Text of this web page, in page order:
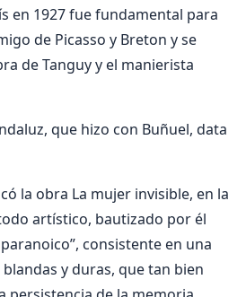
en 1927 fue fundamental para
de Picasso y Breton y se
de Tanguy y el manierista
que hizo con Buñuel, data
la obra La mujer invisible, en la
artístico, bautizado por él
consistente en una
y duras, que tan bien